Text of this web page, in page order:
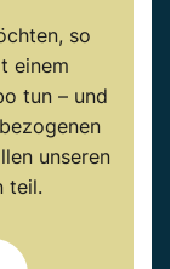
so
einem
tun – und
unseren
teil.